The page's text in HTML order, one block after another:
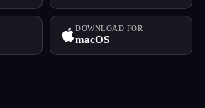
DOWNLOAD FOR
macOS